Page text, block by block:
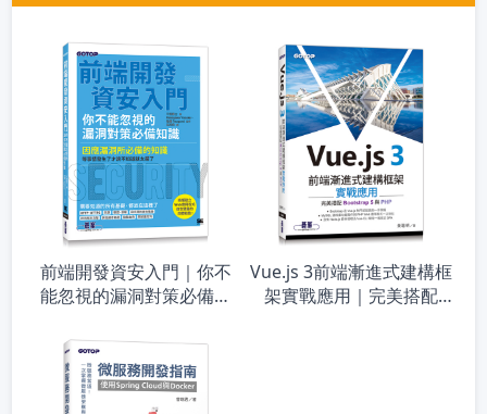
前端開發資安入門｜你不
能忽視的漏洞對策必備知
Vue.js 3前端漸進式建構框
架實戰應用｜完美搭配